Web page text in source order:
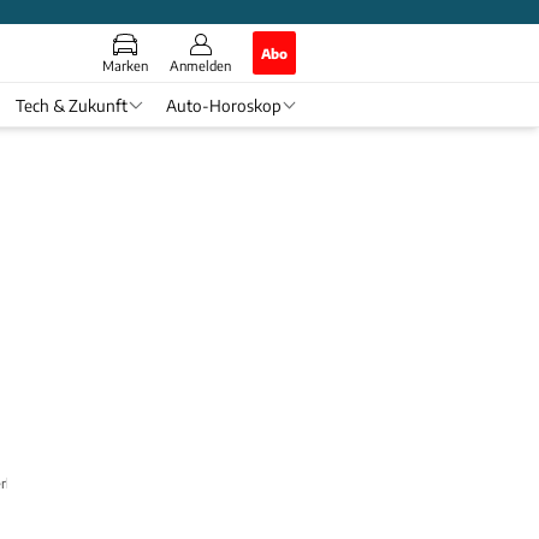
Marken Anmelden
Abo
Tech & Zukunft Auto-Horoskop